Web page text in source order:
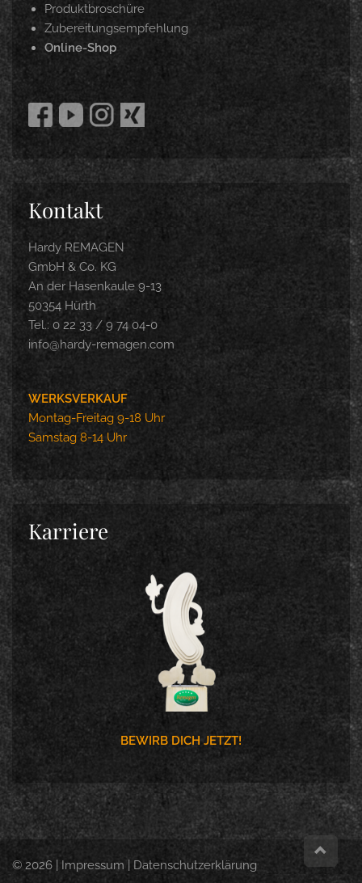
Produktbroschüre
Zubereitungsempfehlung
Online-Shop
Kontakt
Hardy REMAGEN
GmbH & Co. KG
An der Hasenkaule 9-13
50354 Hürth
Tel.: 0 22 33 / 9 74 04-0
info@hardy-remagen.com
WERKSVERKAUF
Montag-Freitag 9-18 Uhr
Samstag 8-14 Uhr
Karriere
BEWIRB DICH JETZT!
© 2026 | Impressum Datenschutzerklärung